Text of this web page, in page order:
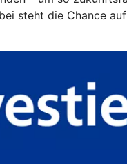
steht die Chance